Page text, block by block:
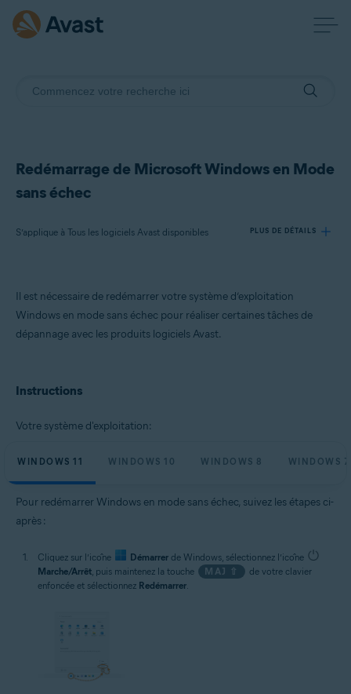
Redémarrage de Microsoft Windows en Mode
sans échec
S’applique à Tous les logiciels Avast disponibles PLUS DE DÉTAILS
Produits:
Tous les logiciels Avast disponibles
Microsoft Windows 8.1/Professionnel/Entreprise (32/64 bits)
Microsoft Windows 7 Édition Familiale Basique/Édition Familiale
Il est nécessaire de redémarrer votre système d’exploitation
Windows en mode sans échec pour réaliser certaines tâches de
dépannage avec les produits logiciels Avast.
Instructions
Votre système d'exploitation:
WINDOWS 11 WINDOWS 10 WINDOWS 8 WINDOWS 7
Pour redémarrer Windows en mode sans échec, suivez les étapes ci-
après :
Cliquez sur l’icône Démarrer de Windows, sélectionnez l’icône
Marche/Arrêt, puis maintenez la touche MAJ ⇧
de votre clavier
enfoncée et sélectionnez Redémarrer.